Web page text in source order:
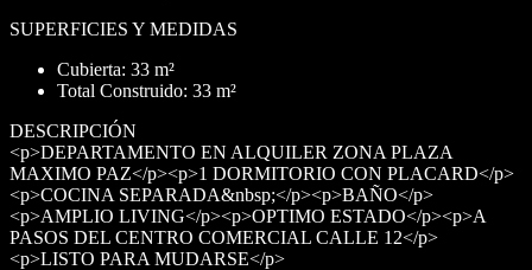
SUPERFICIES Y MEDIDAS
Cubierta: 33 m²
Total Construido: 33 m²
DESCRIPCIÓN
<p>DEPARTAMENTO EN ALQUILER ZONA PLAZA
MAXIMO PAZ</p><p>1 DORMITORIO CON PLACARD</p>
<p>COCINA SEPARADA&nbsp;</p><p>BAÑO</p>
<p>AMPLIO LIVING</p><p>OPTIMO ESTADO</p><p>A
PASOS DEL CENTRO COMERCIAL CALLE 12</p>
<p>LISTO PARA MUDARSE</p>